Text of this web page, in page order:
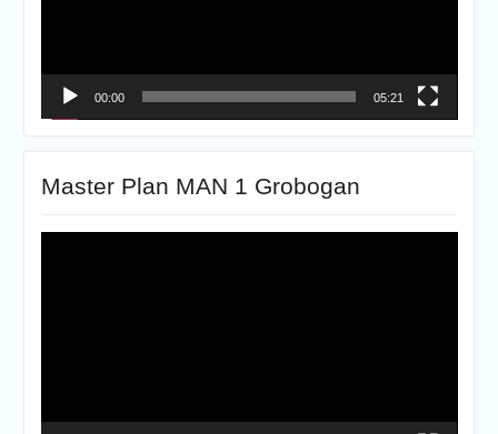
00:00 05:21
Master Plan MAN 1 Grobogan